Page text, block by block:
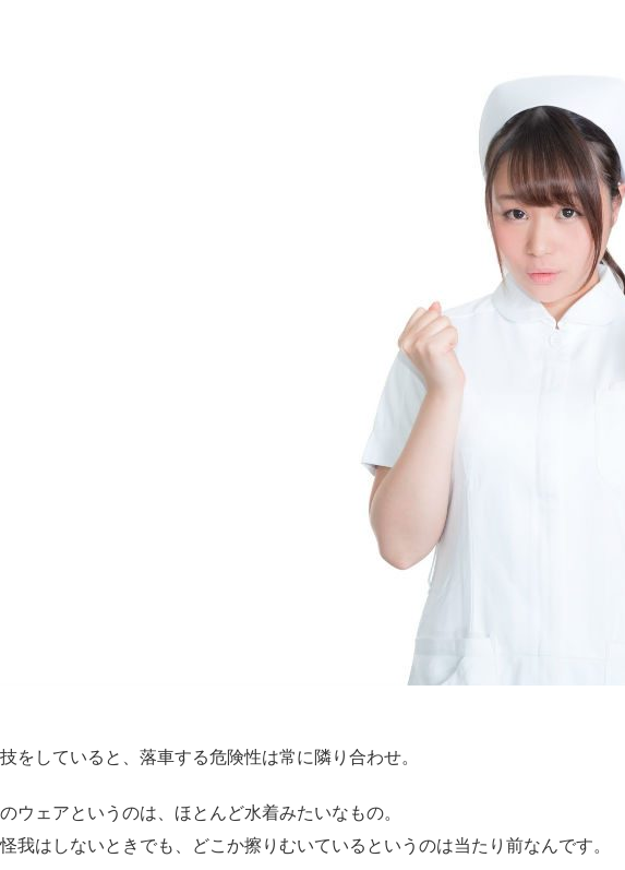
をしていると、落車する危険性は常に隣り合わせ。
ウェアというのは、ほとんど水着みたいなもの。
我はしないときでも、どこか擦りむいているというのは当たり前なんです。